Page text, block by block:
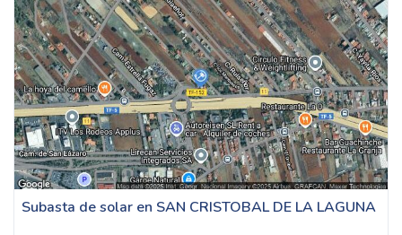
Subasta de solar en SAN CRISTOBAL DE LA LAGUNA